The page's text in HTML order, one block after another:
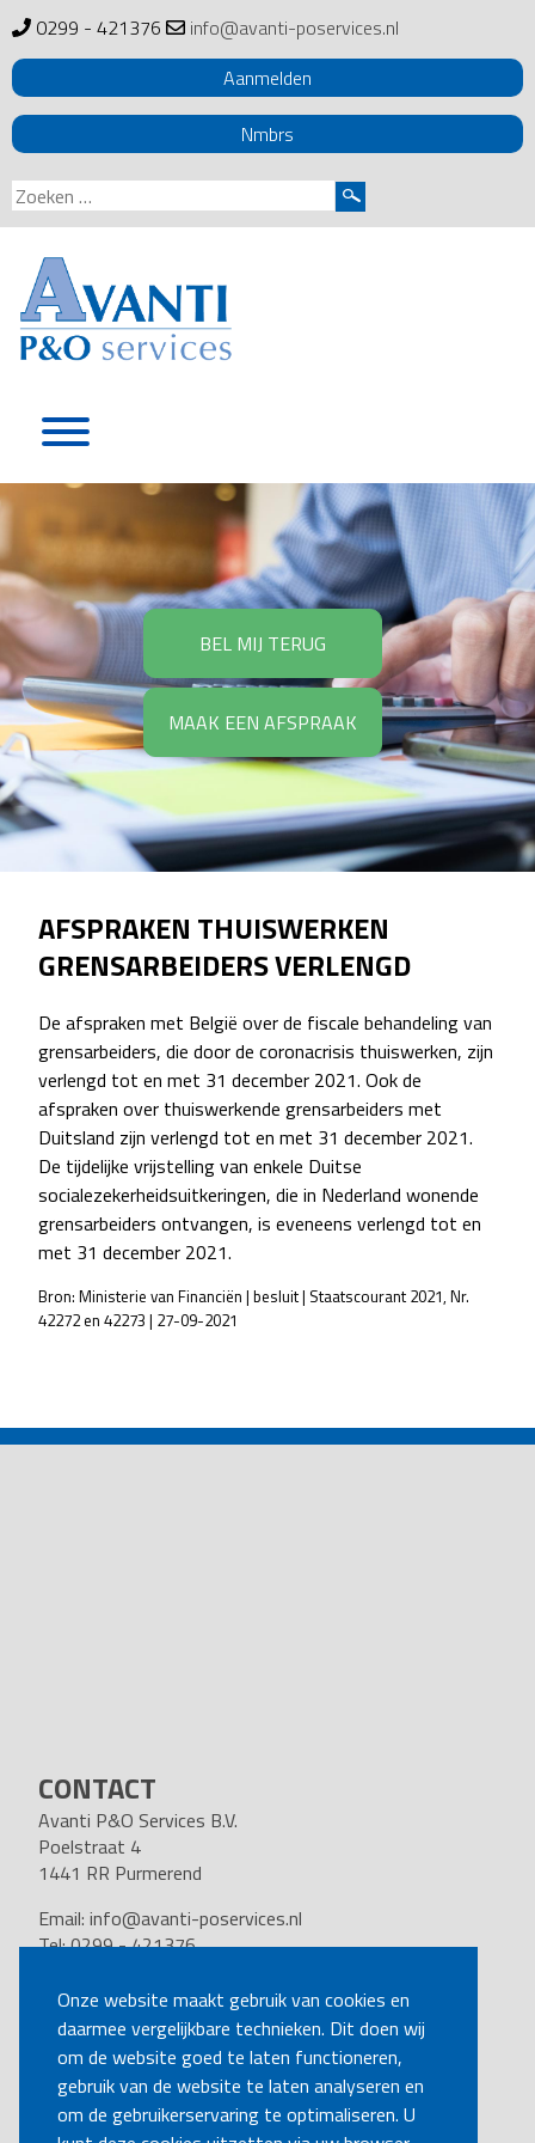
Onze website maakt gebruik van cookies en
daarmee vergelijkbare technieken. Dit doen wij
om de website goed te laten functioneren,
gebruik van de website te laten analyseren en
om de gebruikerservaring te optimaliseren. U
0299 - 421376
info@avanti-poservices.nl
Aanmelden
Nmbrs
Zoeken
naar:
BEL MIJ TERUG
MAAK EEN AFSPRAAK
AFSPRAKEN THUISWERKEN
GRENSARBEIDERS VERLENGD
De afspraken met België over de fiscale behandeling van
grensarbeiders, die door de coronacrisis thuiswerken, zijn
verlengd tot en met 31 december 2021. Ook de
afspraken over thuiswerkende grensarbeiders met
Duitsland zijn verlengd tot en met 31 december 2021.
De tijdelijke vrijstelling van enkele Duitse
socialezekerheidsuitkeringen, die in Nederland wonende
grensarbeiders ontvangen, is eveneens verlengd tot en
met 31 december 2021.
Bron: Ministerie van Financiën | besluit | Staatscourant 2021, Nr.
42272 en 42273 | 27-09-2021
NAVIGATION
CONTACT
Avanti P&O Services B.V.
Poelstraat 4
1441 RR Purmerend
Email: info@avanti-poservices.nl
Tel: 0299 - 421376
Kvk nummer: 37140121
VOLG ONS